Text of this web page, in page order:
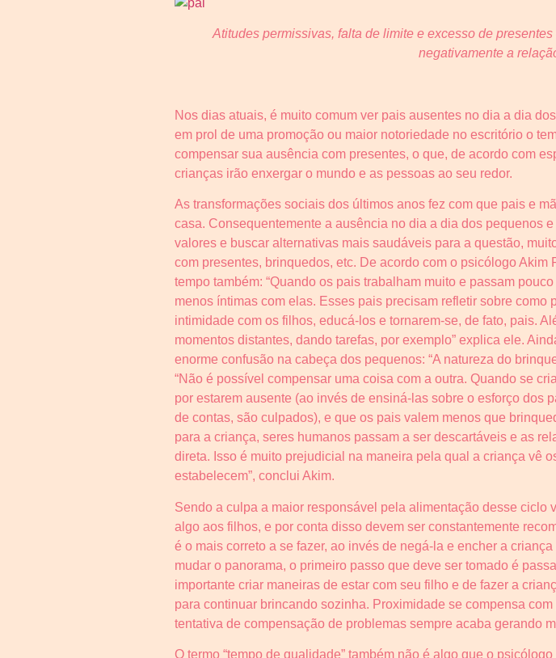
Atitudes permissivas, falta de limite e excesso de
negativamente a
Nos dias atuais, é muito comum ver pais ausentes no dia a dia
em prol de uma promoção ou maior notoriedade no escritório o
compensar sua ausência com presentes, o que, de acordo com
crianças irão enxergar o mundo e as pessoas ao seu redor.
As transformações sociais dos últimos anos fez com que pais e
casa. Consequentemente a ausência no dia a dia dos pequenos
valores e buscar alternativas mais saudáveis para a questão,
com presentes, brinquedos, etc. De acordo com o psicólogo
tempo também: “Quando os pais trabalham muito e passam
menos íntimas com elas. Esses pais precisam refletir sobre
intimidade com os filhos, educá-los e tornarem-se, de fato, pais.
momentos distantes, dando tarefas, por exemplo” explica ele.
enorme confusão na cabeça dos pequenos: “A natureza do
“Não é possível compensar uma coisa com a outra. Quando se
por estarem ausente (ao invés de ensiná-las sobre o esforço dos
de contas, são culpados), e que os pais valem menos que
para a criança, seres humanos passam a ser descartáveis e as
direta. Isso é muito prejudicial na maneira pela qual a criança vê
estabelecem”, conclui Akim.
Sendo a culpa a maior responsável pela alimentação desse
algo aos filhos, e por conta disso devem ser constantemente
é o mais correto a se fazer, ao invés de negá-la e encher a
mudar o panorama, o primeiro passo que deve ser tomado é
importante criar maneiras de estar com seu filho e de fazer a
para continuar brincando sozinha. Proximidade se compensa
tentativa de compensação de problemas sempre acaba gerando
O termo “tempo de qualidade” também não é algo que o